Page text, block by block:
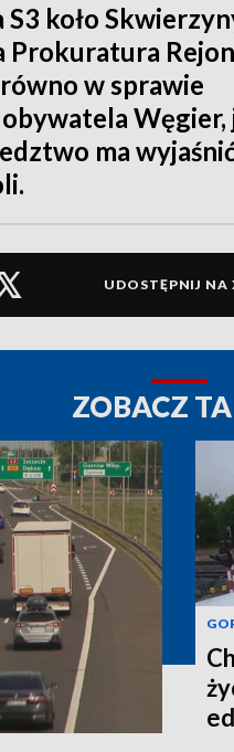
koło
w sprawie
Węgier,
ma
UDOSTĘPNIJ NA
ZOBACZ